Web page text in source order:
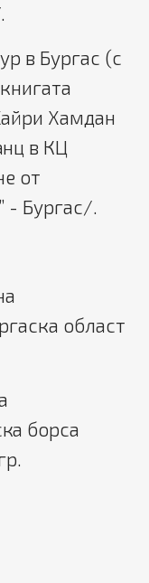
в Бургас (с
Хамдан
в КЦ
от
- Бургас/.
област
борса